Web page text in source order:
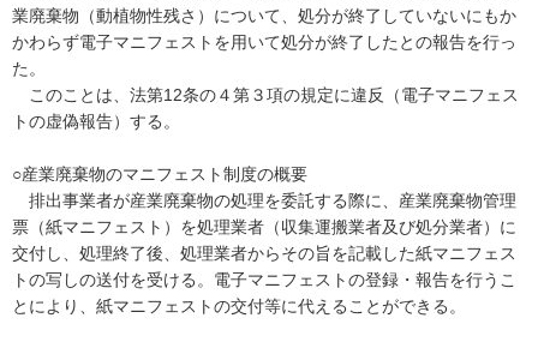
業廃棄物（動植物性残さ）について、処分が終了していないにもか
かわらず電子マニフェストを用いて処分が終了したとの報告を行っ
た。
このことは、法第12条の４第３項の規定に違反（電子マニフェス
トの虚偽報告）する。
○産業廃棄物のマニフェスト制度の概要
排出事業者が産業廃棄物の処理を委託する際に、産業廃棄物管理
票（紙マニフェスト）を処理業者（収集運搬業者及び処分業者）に
交付し、処理終了後、処理業者からその旨を記載した紙マニフェス
トの写しの送付を受ける。電子マニフェストの登録・報告を行うこ
とにより、紙マニフェストの交付等に代えることができる。